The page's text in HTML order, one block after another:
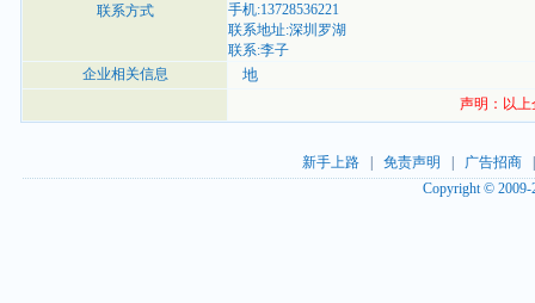
联系方式
手机:13728536221
联系地址:深圳罗湖
联系:李子
企业相关信息
地
声明：以
新手上路| 免责声明 广告招商
Copyright ©